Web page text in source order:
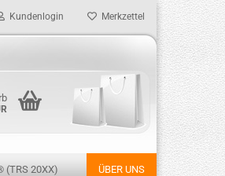
Kundenlogin Merkzettel
(TRS 20XX) ÜBER UNS